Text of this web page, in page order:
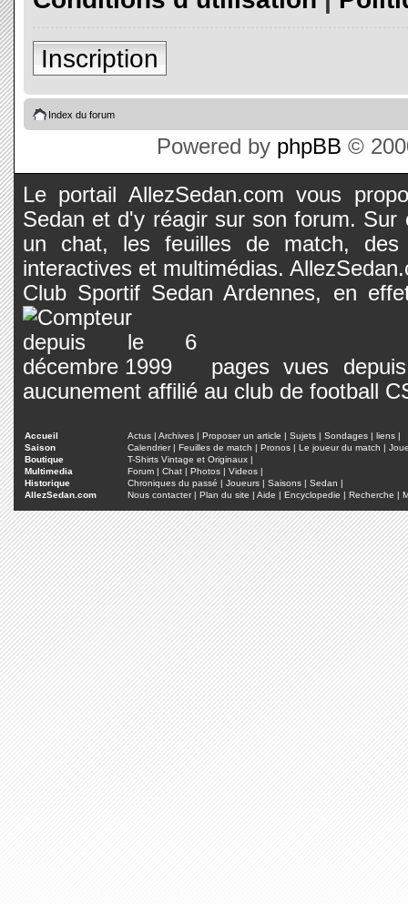
Inscription
Index du forum
Powered by phpBB ©
Le portail AllezSedan.com vous
Sedan et d'y réagir sur son forum.
un chat, les feuilles de match, des
interactives et multimédias.
Club Sportif Sedan Ardennes, en
pages vues
aucunement affilié au club de football
Accueil Actus | Archives | Proposer un article | Sujets | Sondages | liens |
Saison
Calendrier| Feuilles de match | Pronos | Le joueur du match |
Boutique
T-Shirts Vintage et Originaux |
Multimedia
Forum | Chat | Photos | Videos |
Historique
Chroniques du passé | Joueurs | Saisons | Sedan |
AllezSedan.com
Nous contacter| Plan du site | Aide | Encyclopedie | Recherche |